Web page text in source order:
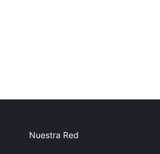
Nuestra Red